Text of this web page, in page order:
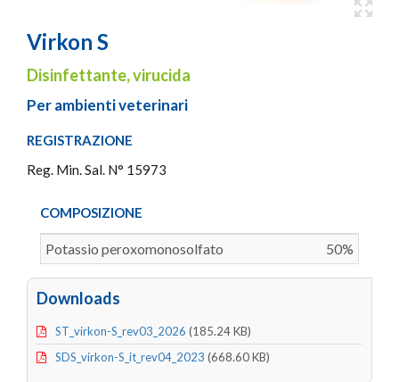
Virkon S
Disinfettante, virucida
Per ambienti veterinari
REGISTRAZIONE
Reg. Min. Sal. N° 15973
COMPOSIZIONE
Potassio peroxomonosolfato 50%
Downloads
ST_virkon-S_rev03_2026 (185.24 KB)
SDS_virkon-S_it_rev04_2023 (668.60 KB)